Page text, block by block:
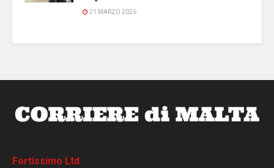
21 MARZO 2026
Fortissimo Ltd